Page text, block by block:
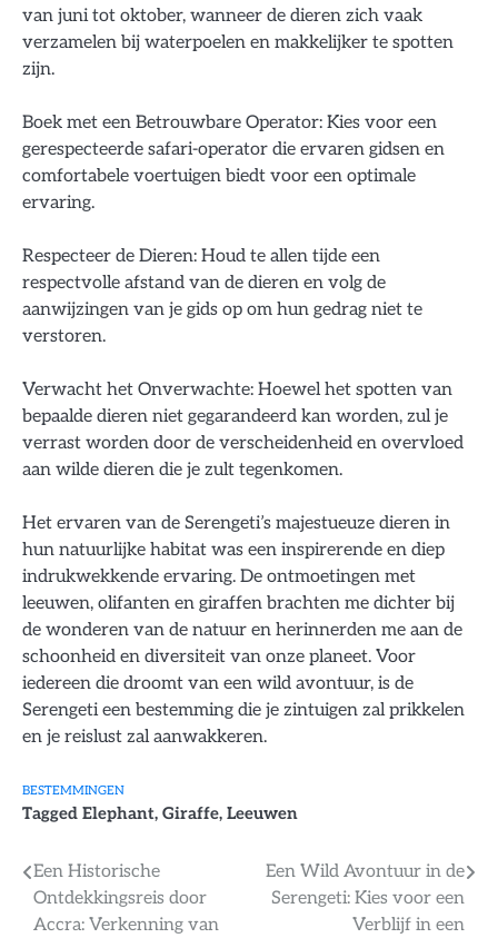
van juni tot oktober, wanneer de dieren zich vaak
verzamelen bij waterpoelen en makkelijker te spotten
zijn.
Boek met een Betrouwbare Operator: Kies voor een
gerespecteerde safari-operator die ervaren gidsen en
comfortabele voertuigen biedt voor een optimale
ervaring.
Respecteer de Dieren: Houd te allen tijde een
respectvolle afstand van de dieren en volg de
aanwijzingen van je gids op om hun gedrag niet te
verstoren.
Verwacht het Onverwachte: Hoewel het spotten van
bepaalde dieren niet gegarandeerd kan worden, zul je
verrast worden door de verscheidenheid en overvloed
aan wilde dieren die je zult tegenkomen.
Het ervaren van de Serengeti’s majestueuze dieren in
hun natuurlijke habitat was een inspirerende en diep
indrukwekkende ervaring. De ontmoetingen met
leeuwen, olifanten en giraffen brachten me dichter bij
de wonderen van de natuur en herinnerden me aan de
schoonheid en diversiteit van onze planeet. Voor
iedereen die droomt van een wild avontuur, is de
Serengeti een bestemming die je zintuigen zal prikkelen
en je reislust zal aanwakkeren.
BESTEMMINGEN
Tagged Elephant, Giraffe, Leeuwen
Bericht
navigatie
Een Historische
Ontdekkingsreis door
Accra: Verkenning van
Een Wild Avontuur in de
Serengeti: Kies voor een
Verblijf in een